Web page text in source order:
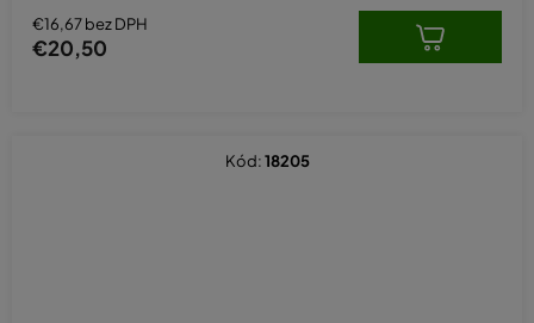
€16,67 bez DPH
€20,50
Kód:18205